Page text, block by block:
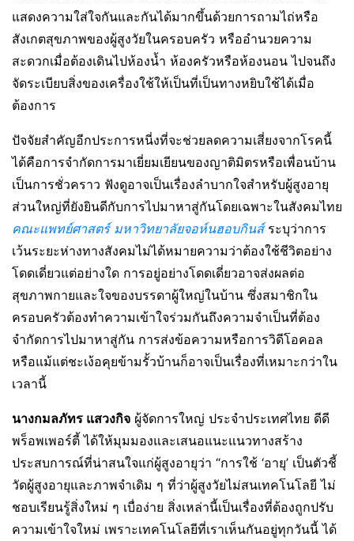
แสดงความใส่ใจกันและกันได้มากขึ้นด้วยการถามไถ่หรือ
สังเกตสุขภาพของผู้สูงวัยในครอบครัว หรืออำนวยความ
สะดวกเมื่อต้องเดินไปห้องน้ำ ห้องครัวหรือห้องนอน ไปจนถึง
จัดระเบียบสิ่งของเครื่องใช้ให้เป็นที่เป็นทางหยิบใช้ได้เมื่อ
ต้องการ
ปัจจัยสำคัญอีกประการหนี่งที่จะช่วยลดความเสี่ยงจากโรคนี้
ได้คือการจำกัดการมาเยี่ยมเยียนของญาติมิตรหรือเพื่อนบ้าน
เป็นการชั่วคราว ฟังดูอาจเป็นเรื่องลำบากใจสำหรับผู้สูงอายุ
ส่วนใหญ่ที่ยังยินดีกับการไปมาหาสู่กันโดยเฉพาะในสังคมไทย
คณะแพทย์ศาสตร์ มหาวิทยาลัยจอห์นฮอบกินส์ระบุว่าการ
เว้นระยะห่างทางสังคมไม่ได้หมายความว่าต้องใช้ชีวิตอย่าง
โดดเดี่ยวแต่อย่างใด การอยู่อย่างโดดเดี่ยวอาจส่งผลต่อ
สุขภาพกายและใจของบรรดาผู้ใหญ่ในบ้าน ซึ่งสมาชิกใน
ครอบครัวต้องทำความเข้าใจร่วมกันถึงความจำเป็นที่ต้อง
จำกัดการไปมาหาสู่กัน การส่งข้อความหรือการวิดีโอคอล
หรือแม้แต่ชะเง้อคุยข้ามรั้วบ้านก็อาจเป็นเรื่องที่เหมาะกว่าใน
เวลานี้
นางกมลภัทร แสวงกิจ ผู้จัดการใหญ่ ประจำประเทศไทย ดีดี
พร็อพเพอร์ตี้ ได้ให้มุมมองและเสนอแนะแนวทางสร้าง
ประสบการณ์ที่น่าสนใจแก่ผู้สูงอายุว่า “การใช้ ‘อายุ’ เป็นตัวชี้
วัดผู้สูงอายุและภาพจำเดิม ๆ ที่ว่าผู้สูงวัยไม่สนเทคโนโลยี ไม่
ชอบเรียนรู้สิ่งใหม่ ๆ เบื่อง่าย สิ่งเหล่านี้เป็นเรื่องที่ต้องถูกปรับ
ความเข้าใจใหม่ เพราะเทคโนโลยีที่เราเห็นกันอยู่ทุกวันนี้ ได้